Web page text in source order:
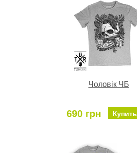
Чоловік ЧБ
690 грн Купить